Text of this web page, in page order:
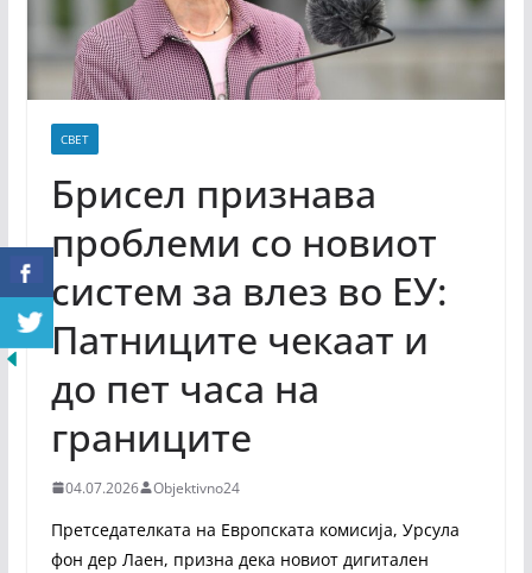
СВЕТ
Брисел признава
проблеми со новиот
систем за влез во ЕУ:
Патниците чекаат и
до пет часа на
границите
04.07.2026 Objektivno24
Претседателката на Европската комисија, Урсула
фон дер Лаен, призна дека новиот дигитален